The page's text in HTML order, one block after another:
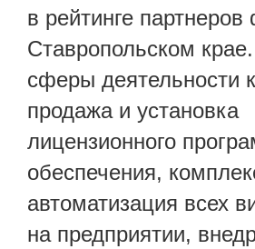
в рейтинге
Ставропольском
сферы деятельности
продажа и установка
лицензионного
обеспечения,
автоматизация всех
на предприятии,